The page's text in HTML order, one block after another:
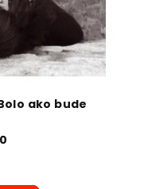
ako bude